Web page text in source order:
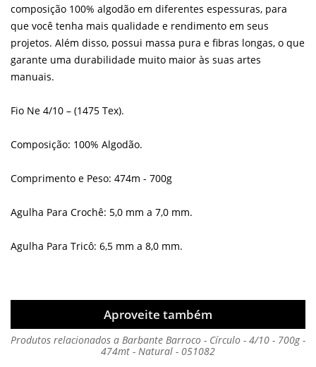
composição 100% algodão em diferentes espessuras, para
que você tenha mais qualidade e rendimento em seus
projetos. Além disso, possui massa pura e fibras longas, o que
garante uma durabilidade muito maior às suas artes
manuais.
Fio Ne 4/10 – (1475 Tex).
Composição: 100% Algodão.
Comprimento e Peso: 474m - 700g
Agulha Para Crochê: 5,0 mm a 7,0 mm.
Agulha Para Tricô: 6,5 mm a 8,0 mm.
Aproveite também
Produtos relacionados a Barbante Barroco - Círculo - 4/10 - 700g -
474mt - Natural - 051082